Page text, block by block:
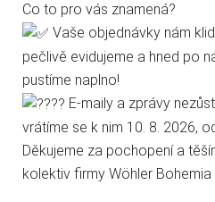
Štosákový...
Před objednáním vyberte
požadovaný rozměr
kartáče.
289,19 Kč
Jen nezbytné
Přejít na stránku
Co to pro vás znamená?
Vaše objednávky nám
pečlivě evidujeme a hned po
pustíme naplno!
E-maily a zprávy
vrátíme se k nim 10. 8. 2026,
Děkujeme za pochopení a
kolektiv firmy Wöhler Bohemia